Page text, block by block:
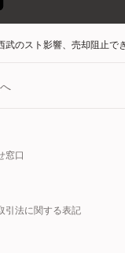
武のスト影響、売却阻止
窓口
引法に関する表記